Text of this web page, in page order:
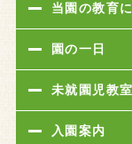
当園の教育
園の一日
未就園児教室
入園案内